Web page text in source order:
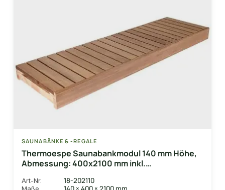
SAUNABÄNKE & -REGALE
Thermoespe Saunabankmodul 140 mm Höhe,
Abmessung: 400x2100 mm inkl.
Art-Nr. 18-202110